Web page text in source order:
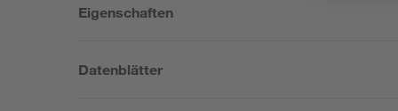
Eigenschaften
Datenblätter